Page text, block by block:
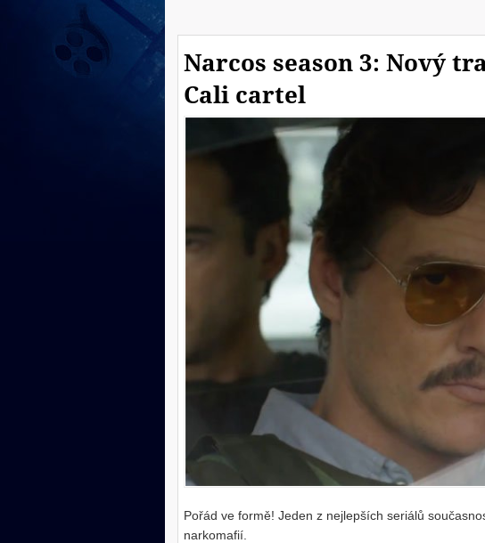
Narcos season 3: Nový
Cali cartel
Pořád ve formě! Jeden z nejlepších seriálů
narkomafií.